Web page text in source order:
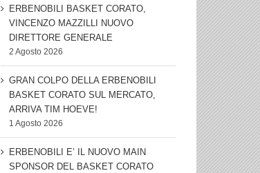
ERBENOBILI BASKET CORATO,
VINCENZO MAZZILLI NUOVO
DIRETTORE GENERALE
2 Agosto 2026
GRAN COLPO DELLA ERBENOBILI
BASKET CORATO SUL MERCATO,
ARRIVA TIM HOEVE!
1 Agosto 2026
ERBENOBILI E’ IL NUOVO MAIN
SPONSOR DEL BASKET CORATO